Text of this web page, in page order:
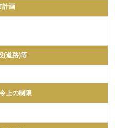
計画
(道路)等
上の制限